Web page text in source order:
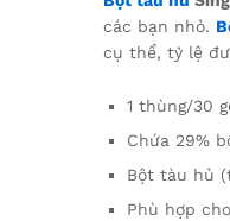
các bạn nhỏ.
cụ thể, tỷ lệ
1 thùng/30
Chứa 29%
Bột tàu hủ
Phù hợp